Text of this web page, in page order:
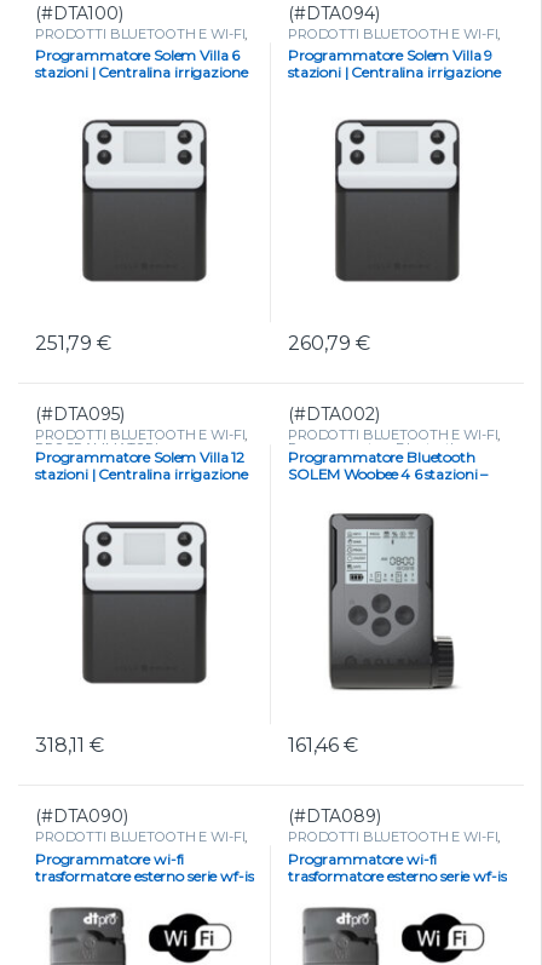
(#DTA100)
PRODOTTI BLUETOOTH E WI-FI
Programmatori a corrente
Programmatori Bluetooth a
corrente
Programmatore Solem Villa 6
stazioni | Centralina irrigazione
251,79€
(#DTA094)
PRODOTTI BLUETOOTH E WI-FI
Programmatori a corrente
Programmatori Bluetooth a
corrente
Programmatore Solem Villa 9
stazioni | Centralina irrigazione
260,79€
(#DTA095)
PRODOTTI BLUETOOTH E WI-FI,
PROGRAMMATORI,
Programmatori a corrente,
Programmatori Bluetooth a
Programmatore Solem Villa 12
stazioni | Centralina irrigazione
318,11€
(#DTA002)
PRODOTTI BLUETOOTH E WI-FI,
Programmatore Bluetooth a
batteria,PROGRAMMATORI,
Programmatori a batteria
Programmatore Bluetooth
SOLEM Woobee 4 6 stazioni –
161,46€
(#DTA090)
PRODOTTI BLUETOOTH E WI-FI,
PROGRAMMATORI
Programmatori Bluetooth a
corrente
Programmatore wi-fi
trasformatore esterno serie wf-is
(#DTA089)
PRODOTTI BLUETOOTH E WI-FI,
PROGRAMMATORI
Programmatori a corrente
Programmatori Bluetooth a
Programmatore wi-fi
trasformatore esterno serie wf-is